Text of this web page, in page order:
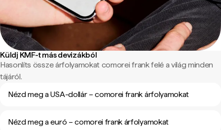
Küldj KMF-t más devizákból
Hasonlíts össze árfolyamokat comorei frank felé a világ minden
tájáról.
Nézd meg a USA-dollár – comorei frank árfolyamokat
Nézd meg a euró – comorei frank árfolyamokat